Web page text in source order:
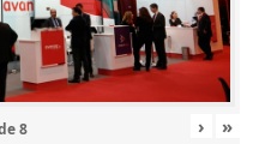
8 › »